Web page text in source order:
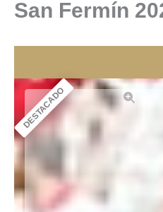
San Fermín
DESTACADO